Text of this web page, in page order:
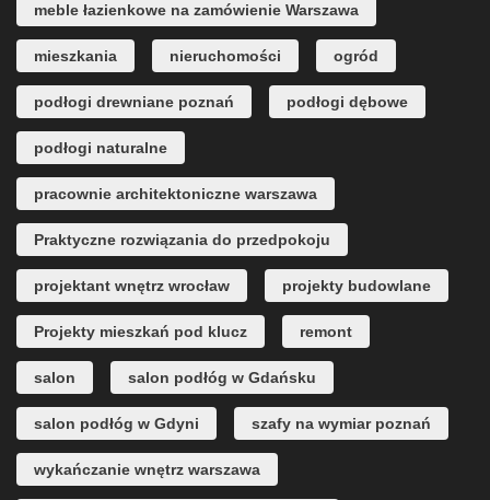
meble łazienkowe na zamówienie Warszawa
mieszkania nieruchomości ogród
podłogi drewniane poznań podłogi dębowe
podłogi naturalne
pracownie architektoniczne warszawa
Praktyczne rozwiązania do przedpokoju
projektant wnętrz wrocław projekty budowlane
Projekty mieszkań pod klucz remont
salon salon podłóg w Gdańsku
salon podłóg w Gdyni szafy na wymiar poznań
wykańczanie wnętrz warszawa